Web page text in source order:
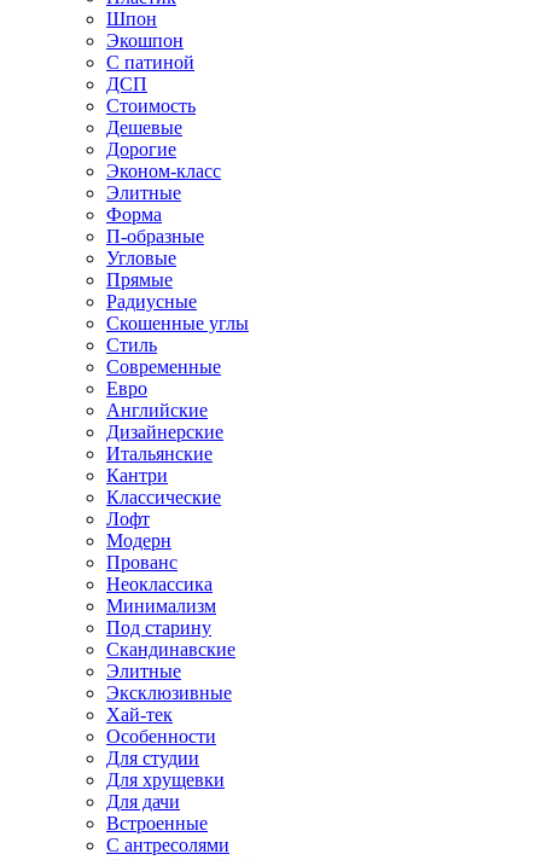
Шпон
Экошпон
С патиной
ДСП
Стоимость
Дешевые
Дорогие
Эконом-класс
Элитные
Форма
П-образные
Угловые
Прямые
Радиусные
Скошенные углы
Стиль
Современные
Евро
Английские
Дизайнерские
Итальянские
Кантри
Классические
Лофт
Модерн
Прованс
Неоклассика
Минимализм
Под старину
Скандинавские
Элитные
Эксклюзивные
Хай-тек
Особенности
Для студии
Для хрущевки
Для дачи
Встроенные
С антресолями